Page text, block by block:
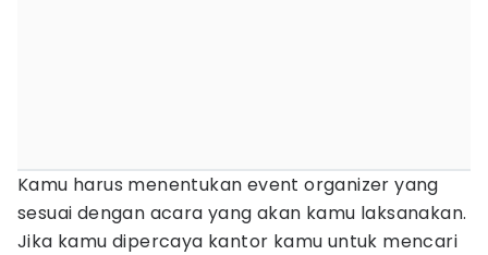
Kamu harus menentukan event organizer yang
sesuai dengan acara yang akan kamu laksanakan.
Jika kamu dipercaya kantor kamu untuk mencari